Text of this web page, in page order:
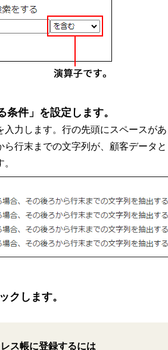
条件」を設定します。
力します。行の先頭にスペースが
行末までの文字列が、顧客データ
クします。
ス帳に登録するには